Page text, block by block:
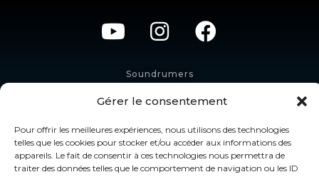
Gérer le consentement
Pour offrir les meilleures expériences, nous utilisons des technologies
telles que les cookies pour stocker et/ou accéder aux informations des
appareils. Le fait de consentir à ces technologies nous permettra de
traiter des données telles que le comportement de navigation ou les ID
SARL SOUNDRUMS
146 rue René Augé
38980 VIRIVILLE (France)
Espace N°2 Vente :
428 route de Verchizeuil
Soundrumers